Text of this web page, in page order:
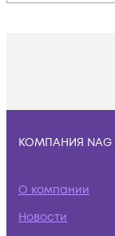
КОМПАНИЯ NAG
О компании
Новости